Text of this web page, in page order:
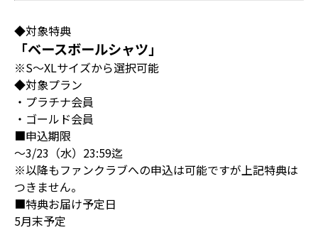
◆対象特典
「ベースボールシャツ」
※S～XLサイズから選択可能
◆対象プラン
・プラチナ会員
・ゴールド会員
■申込期限
～3/23（水）23:59迄
※以降もファンクラブへの申込は可能ですが上記特典は
つきません。
■特典お届け予定日
5月末予定